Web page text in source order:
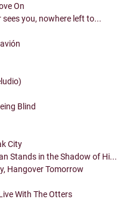
On
sees you, nowhere left to...
Blind
City
Stands in the Shadow of Hi...
Hangover Tomorrow
With The Otters